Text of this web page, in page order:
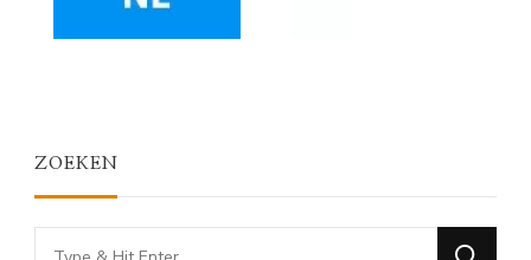
ZOEKEN
Looking